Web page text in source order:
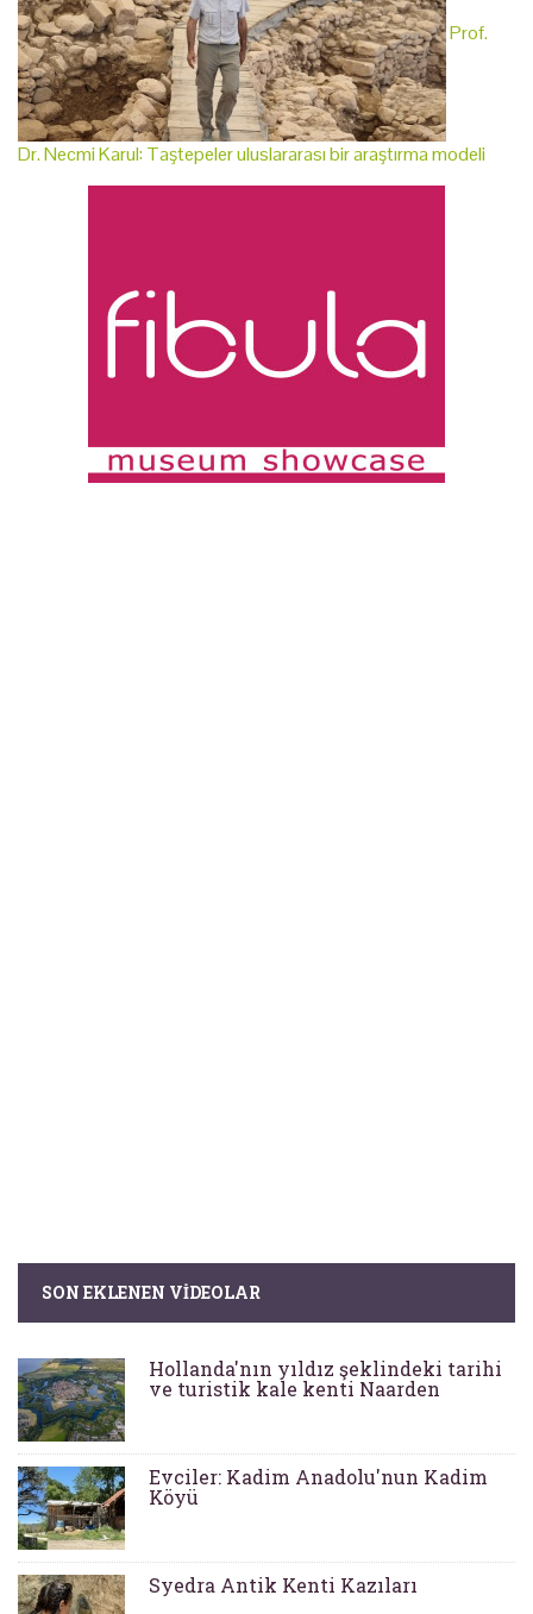
Prof.
Dr. Necmi Karul: Taştepeler uluslararası bir araştırma modeli
SON EKLENEN VIDEOLAR
Hollanda'nın yıldız şeklindeki tarihi
ve turistik kale kenti Naarden
Evciler: Kadim Anadolu'nun Kadim
Köyü
Syedra Antik Kenti Kazıları